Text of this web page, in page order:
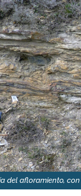
del afloramiento,